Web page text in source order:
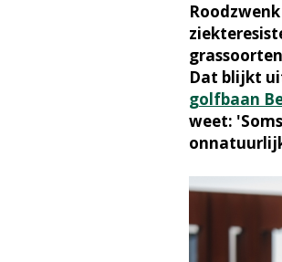
Dat blijkt
golfbaan
weet: